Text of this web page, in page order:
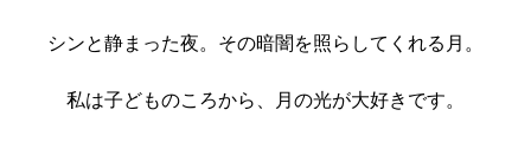
シンと静まった夜。その暗闇を照らしてくれる月。
私は子どものころから、月の光が大好きです。